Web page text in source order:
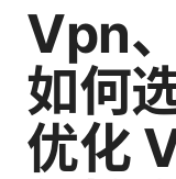
Vpn
如何
优化